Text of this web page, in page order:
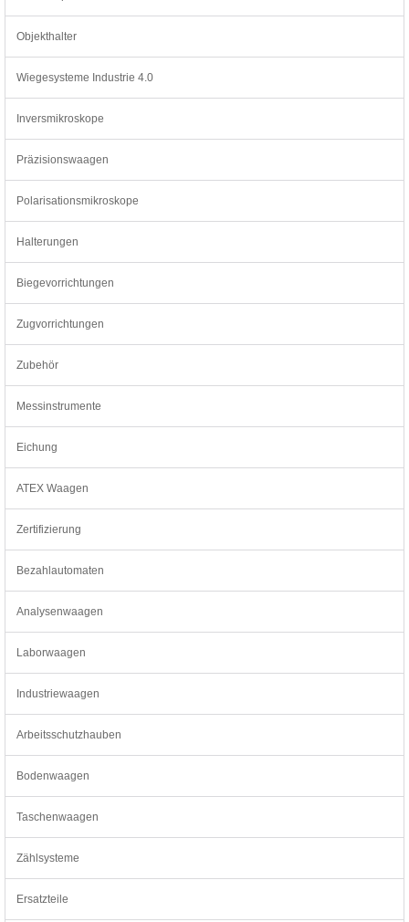
Objekthalter
Wiegesysteme Industrie 4.0
Inversmikroskope
Präzisionswaagen
Polarisationsmikroskope
Halterungen
Biegevorrichtungen
Zugvorrichtungen
Zubehör
Messinstrumente
Eichung
ATEX Waagen
Zertifizierung
Bezahlautomaten
Analysenwaagen
Laborwaagen
Industriewaagen
Arbeitsschutzhauben
Bodenwaagen
Taschenwaagen
Zählsysteme
Ersatzteile